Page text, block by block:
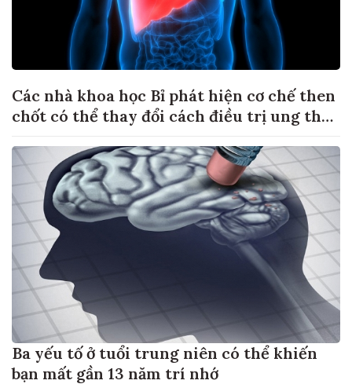
Các nhà khoa học Bỉ phát hiện cơ chế then
chốt có thể thay đổi cách điều trị ung thư
Ba yếu tố ở tuổi trung niên có thể khiến
bạn mất gần 13 năm trí nhớ